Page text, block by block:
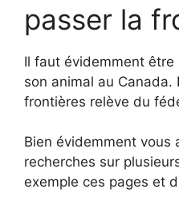
passer la
Il faut évidemment
son animal au Canada.
frontières relève du
Bien évidemment vous
recherches sur
exemple ces pages et